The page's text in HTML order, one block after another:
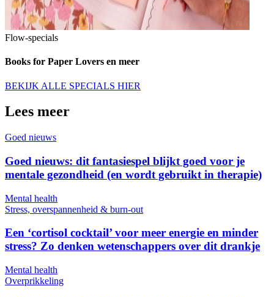
Flow-specials
Books for Paper Lovers en meer
BEKIJK ALLE SPECIALS HIER
Lees meer
Goed nieuws
Goed nieuws: dit fantasiespel blijkt goed voor je
mentale gezondheid (en wordt gebruikt in therapie)
Mental health
Stress, overspannenheid & burn-out
Een ‘cortisol cocktail’ voor meer energie en minder
stress? Zo denken wetenschappers over dit drankje
Mental health
Overprikkeling